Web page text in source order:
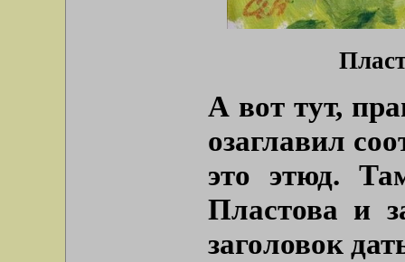
А вот тут,
озаглавил
это этюд.
Пластова и
заголовок